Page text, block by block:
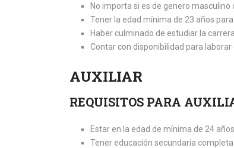
No importa si es de genero
Tener la edad mínima de 23 años
Haber culminado de estudiar la
Contar con disponibilidad para laborar
AUXILIAR
REQUISITOS PARA
Estar en la edad de mínima de 24
Tener educación secundaria